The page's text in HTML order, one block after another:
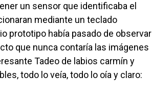
un sensor que identificaba el
mediante un teclado
prototipo había pasado de observar
que nunca contaría las imágenes
Tadeo de labios carmín y
todo lo veía, todo lo oía y claro: